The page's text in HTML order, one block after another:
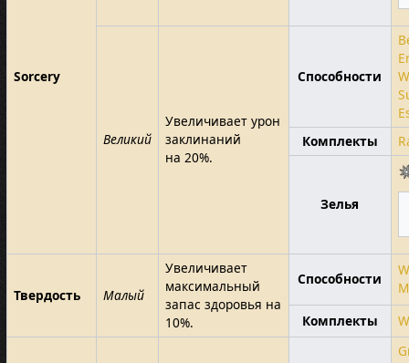
Sorcery
Великий
Увеличивает урон
заклинаний
на 20%.
Способности
Комплекты
Зелья
Твердость Малый
Увеличивает
максимальный
запас здоровья на
10%.
Способности
Комплекты